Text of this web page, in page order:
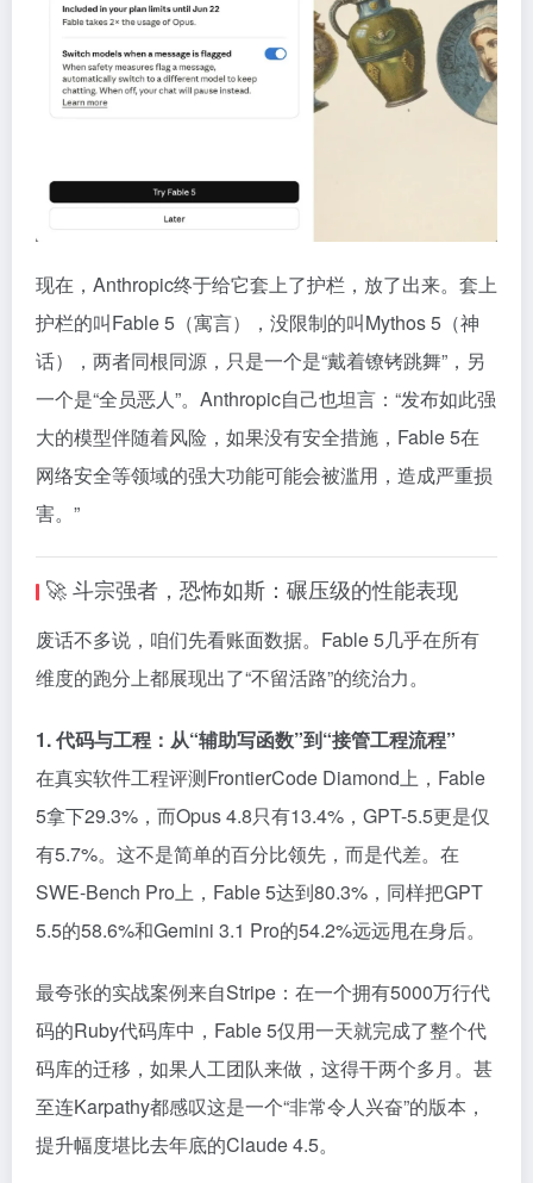
现在，Anthropic终于给它套上了护栏，放了出来。套上
护栏的叫Fable 5（寓言），没限制的叫Mythos 5（神
话），两者同根同源，只是一个是“戴着镣铐跳舞”，另
一个是“全员恶人”。Anthropic自己也坦言：“发布如此强
大的模型伴随着风险，如果没有安全措施，Fable 5在
网络安全等领域的强大功能可能会被滥用，造成严重损
害。”
🚀 斗宗强者，恐怖如斯：碾压级的性能表现
废话不多说，咱们先看账面数据。Fable 5几乎在所有
维度的跑分上都展现出了“不留活路”的统治力。
1. 代码与工程：从“辅助写函数”到“接管工程流程”
在真实软件工程评测FrontierCode Diamond上，Fable
5拿下29.3%，而Opus 4.8只有13.4%，GPT-5.5更是仅
有5.7%。这不是简单的百分比领先，而是代差。在
SWE-Bench Pro上，Fable 5达到80.3%，同样把GPT
5.5的58.6%和Gemini 3.1 Pro的54.2%远远甩在身后。
最夸张的实战案例来自Stripe：在一个拥有5000万行代
码的Ruby代码库中，Fable 5仅用一天就完成了整个代
码库的迁移，如果人工团队来做，这得干两个多月。甚
至连Karpathy都感叹这是一个“非常令人兴奋”的版本，
提升幅度堪比去年底的Claude 4.5。